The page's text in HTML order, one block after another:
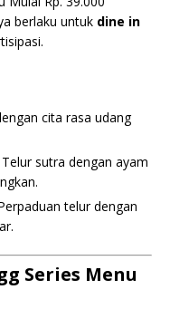
berlaku untuk dine in
cita rasa udang
sutra dengan ayam
telur dengan
Series Menu